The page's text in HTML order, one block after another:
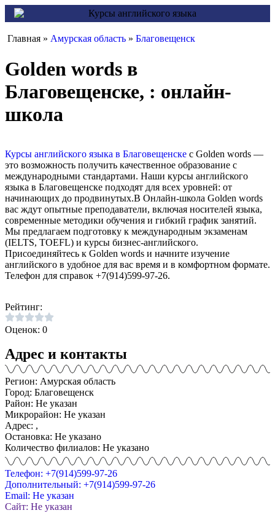
Главная » Амурская область » Благовещенск
Golden words в
Благовещенске, : онлайн-
школа
Курсы английского языка в Благовещенске с Golden words —
это возможность получить качественное образование с
международными стандартами. Наши курсы английского
языка в Благовещенске подходят для всех уровней: от
начинающих до продвинутых.В Онлайн-школа Golden words
вас ждут опытные преподаватели, включая носителей языка,
современные методики обучения и гибкий график занятий.
Мы предлагаем подготовку к международным экзаменам
(IELTS, TOEFL) и курсы бизнес-английского.
Присоединяйтесь к Golden words и начните изучение
английского в удобное для вас время и в комфортном формате.
Телефон для справок +7(914)599-97-26.
Рейтинг:
Оценок: 0
Адрес и контакты
Регион: Амурская область
Город: Благовещенск
Район: Не указан
Микрорайон: Не указан
Адрес: ,
Остановка: Не указано
Количество филиалов: Не указано
Телефон: +7(914)599-97-26
Дополнительный: +7(914)599-97-26
Email: Не указан
Сайт: Не указан